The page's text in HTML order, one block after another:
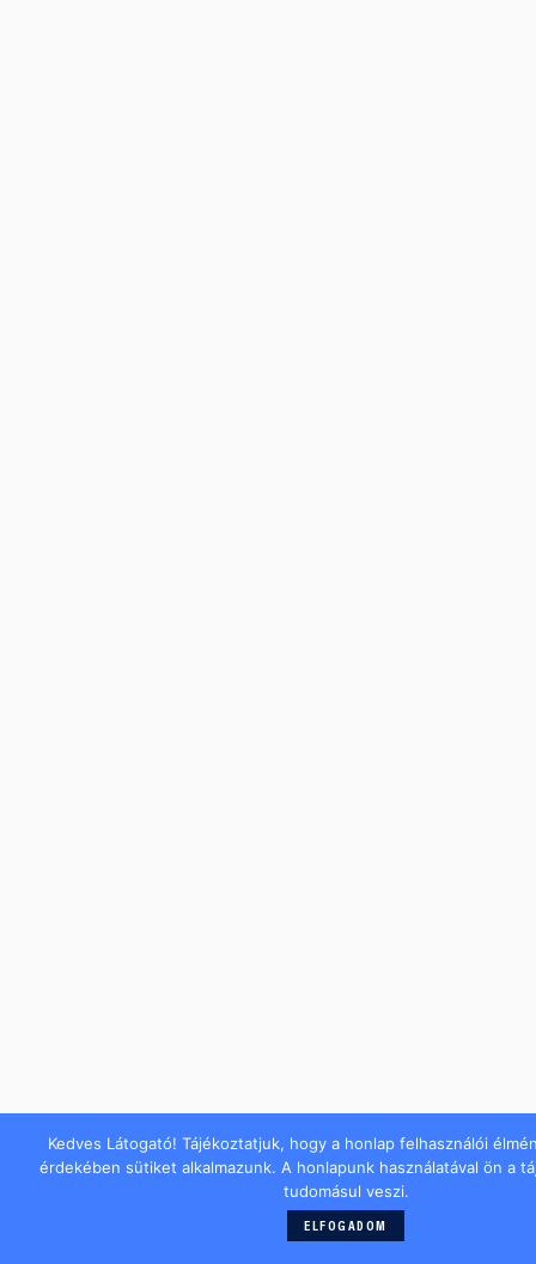
Kedves Látogató! Tájékoztatjuk, hogy a honlap felhasználói
érdekében sütiket alkalmazunk. A honlapunk használatával ön a
tudomásul veszi.
ELFOGADOM